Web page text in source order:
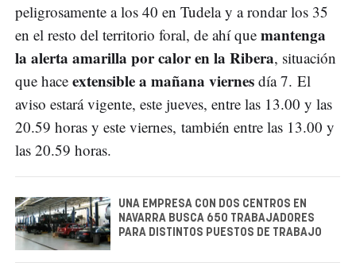
peligrosamente a los 40 en Tudela y a rondar los 35
en el resto del territorio foral, de ahí que mantenga
la alerta amarilla por calor en la Ribera, situación
que hace extensible a mañana viernes día 7. El
aviso estará vigente, este jueves, entre las 13.00 y las
20.59 horas y este viernes, también entre las 13.00 y
las 20.59 horas.
UNA EMPRESA CON DOS CENTROS EN
NAVARRA BUSCA 650 TRABAJADORES
PARA DISTINTOS PUESTOS DE TRABAJO